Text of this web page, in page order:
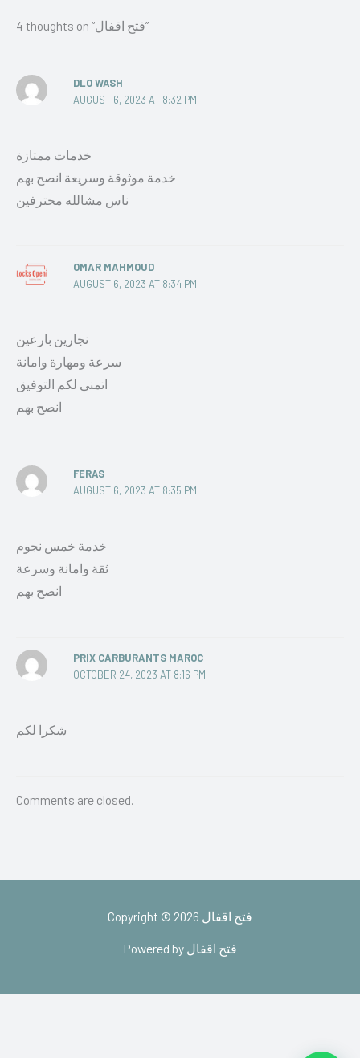
4 thoughts on “فتح اقفال”
DLO WASH
AUGUST 6, 2023 AT 8:32 PM
خدمات ممتازة
خدمة موثوقة وسريعة انصح بهم
ناس مشالله محترفين
OMAR MAHMOUD
AUGUST 6, 2023 AT 8:34 PM
نجارين بارعين
سرعة ومهارة وامانة
اتمنى لكم التوفيق
انصح بهم
FERAS
AUGUST 6, 2023 AT 8:35 PM
خدمة خمس نجوم
ثقة وامانة وسرعة
انصح بهم
PRIX CARBURANTS MAROC
OCTOBER 24, 2023 AT 8:16 PM
شكرا لكم
Comments are closed.
Copyright © 2026 فتح اقفال
Powered by فتح اقفال